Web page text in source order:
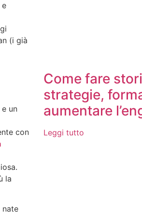
e
(i già
un
con
la
nate
Come fare
strategie,
aumentare
Leggi tutto